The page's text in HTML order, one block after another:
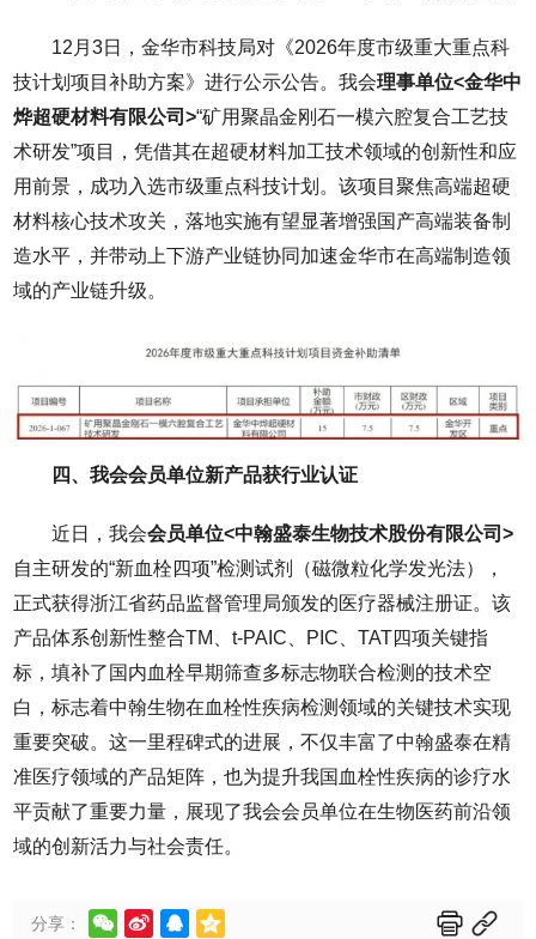
12月3日，金华市科技局对《2026年度市级重大重点科
技计划项目补助方案》进行公示公告。我会理事单位<金华中
烨超硬材料有限公司>“矿用聚晶金刚石一模六腔复合工艺技
术研发”项目，凭借其在超硬材料加工技术领域的创新性和应
用前景，成功入选市级重点科技计划。该项目聚焦高端超硬
材料核心技术攻关，落地实施有望显著增强国产高端装备制
造水平，并带动上下游产业链协同加速金华市在高端制造领
域的产业链升级。
四、我会会员单位新产品获行业认证
近日，我会会员单位<中翰盛泰生物技术股份有限公司>
自主研发的“新血栓四项”检测试剂（磁微粒化学发光法），
正式获得浙江省药品监督管理局颁发的医疗器械注册证。该
产品体系创新性整合TM、t-PAIC、PIC、TAT四项关键指
标，填补了国内血栓早期筛查多标志物联合检测的技术空
白，标志着中翰生物在血栓性疾病检测领域的关键技术实现
重要突破。这一里程碑式的进展，不仅丰富了中翰盛泰在精
准医疗领域的产品矩阵，也为提升我国血栓性疾病的诊疗水
平贡献了重要力量，展现了我会会员单位在生物医药前沿领
域的创新活力与社会责任。
分享：      